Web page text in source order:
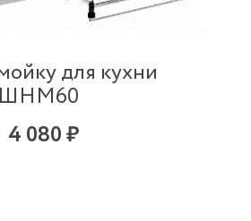
для кухни
ШНМ60
4 080 ₽